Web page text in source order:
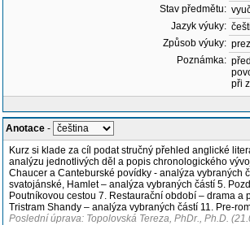
Stav předmětu:
Jazyk výuky:
Způsob výuky:
Poznámka:
při
Anotace -
Kurz si klade za cíl podat stručný přehled anglické
analýzu jednotlivých děl a popis chronologického
Chaucer a Canteburské povídky - analýza vybraných
svatojánské, Hamlet – analýza vybraných částí 5.
Poutníkovou cestou 7. Restaurační období – drama
Tristram Shandy – analýza vybraných částí 11. Pre-
Poslední úprava: Topolovská Tereza, PhDr., Ph.D.